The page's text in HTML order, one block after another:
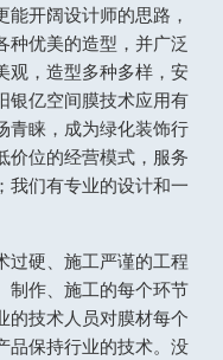
开阔设计师的思路，
种优美的造型，并广泛
观，造型多种多样，安
银亿空间膜技术应用有
青睐，成为绿化装饰行
价位的经营模式，服务
我们有专业的设计和一
硬、施工严谨的工程
制作、施工的每个环节
的技术人员对膜材每个
品保持行业的技术。没